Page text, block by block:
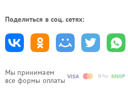
Мы принимаем
все формы оплаты
Поделиться в соц. сетях: